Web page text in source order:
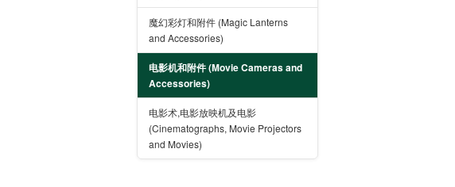
魔幻彩灯和附件 (Magic Lanterns
and Accessories)
电影机和附件 (Movie Cameras and
Accessories)
电影术,电影放映机及电影
(Cinematographs, Movie Projectors
and Movies)